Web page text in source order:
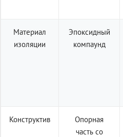
Материал
изоляции
Эпоксидный
компаунд
Конструктив
Опорная
часть со